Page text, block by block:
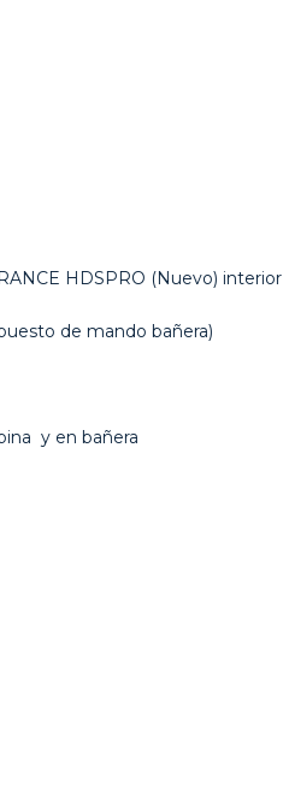
HDSPRO (Nuevo) interior
de mando bañera)
y en bañera